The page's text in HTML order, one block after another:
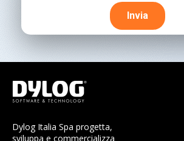
Dylog Italia Spa progetta,
sviluppa e commercializza